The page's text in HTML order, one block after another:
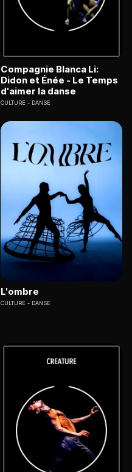
Compagnie Blanca Li:
Didon et Énée - Le Temps
d'aimer la danse
CULTURE DANSE
L'ombre
CULTURE DANSE